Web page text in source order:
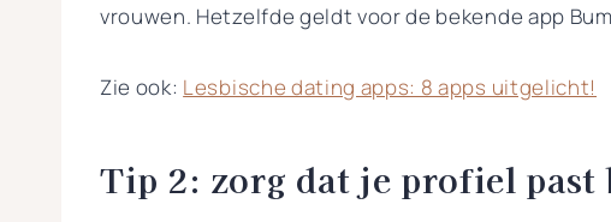
vrouwen. Hetzelfde geldt voor de bekende app
Zie ook: Lesbische dating apps: 8 apps uitgelicht!
Tip 2: zorg dat je profiel